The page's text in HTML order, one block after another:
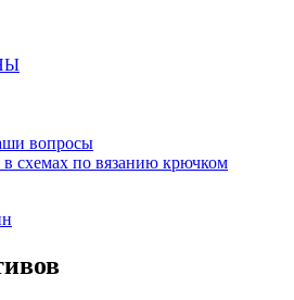
вопросы
в схемах по вязанию крючком